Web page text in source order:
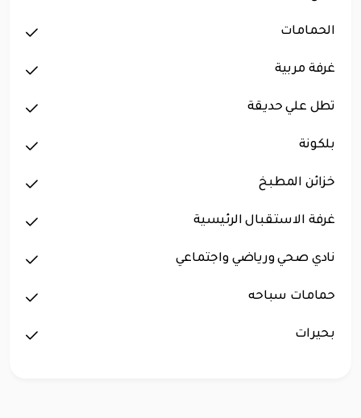
الحمامات
غرفة مربية
تطل علي حديقة
بلكونة
خزائن المطبخ
غرفة الاستقبال الرئيسية
نادي صحي ورياضي واجتماعي
حمامات سباحه
بحيرات